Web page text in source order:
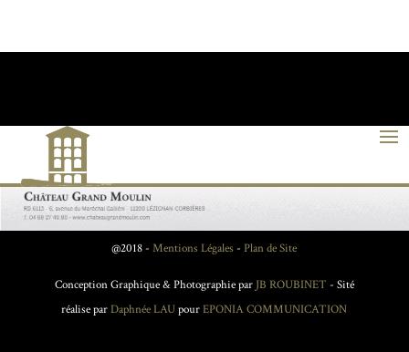
@2018 - Mentions Légales - Plan de Site
Conception Graphique & Photographie par JB ROUBINET - Sité
réalise parDaphnée LAUpourEPONIA COMMUNICATION